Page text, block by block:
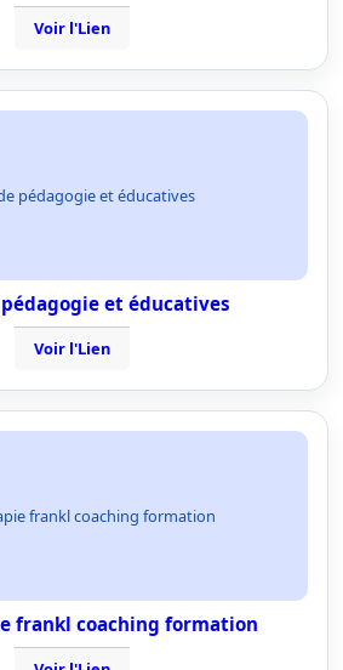
Voir l'Lien
pédagogie et éducatives
et éducatives
Voir l'Lien
frankl coaching formation
frankl coaching formation